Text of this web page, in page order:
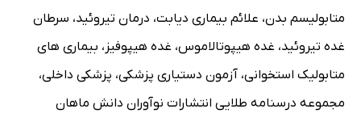
متابولیسم بدن، علائم بیماری دیابت، درمان تیروئید، سرطان
غده تیروئید، غده هیپوتالاموس، غده هیپوفیز ، بیماری های
متابولیک استخوانی، آزمون دستیاری پزشکی، پزشکی داخلی،
مجموعه درسنامه طلایی انتشارات نوآوران دانش ماهان